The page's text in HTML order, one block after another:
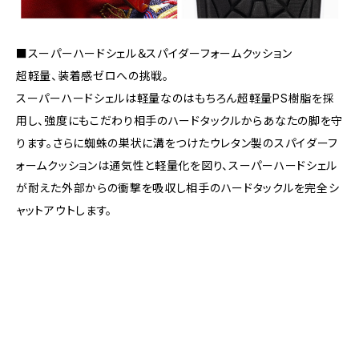
■スーパーハードシェル＆スパイダーフォームクッション
超軽量、装着感ゼロへの挑戦。
スーパーハードシェルは軽量なのはもちろん超軽量PS樹脂を採
用し、強度にもこだわり相手のハードタックルからあなたの脚を守
ります。さらに蜘蛛の巣状に溝をつけたウレタン製のスパイダーフ
ォームクッションは通気性と軽量化を図り、スーパーハードシェル
が耐えた外部からの衝撃を吸収し相手のハードタックルを完全シ
ャットアウトします。